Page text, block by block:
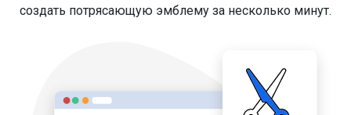
создать потрясающую эмблему за несколько минут.